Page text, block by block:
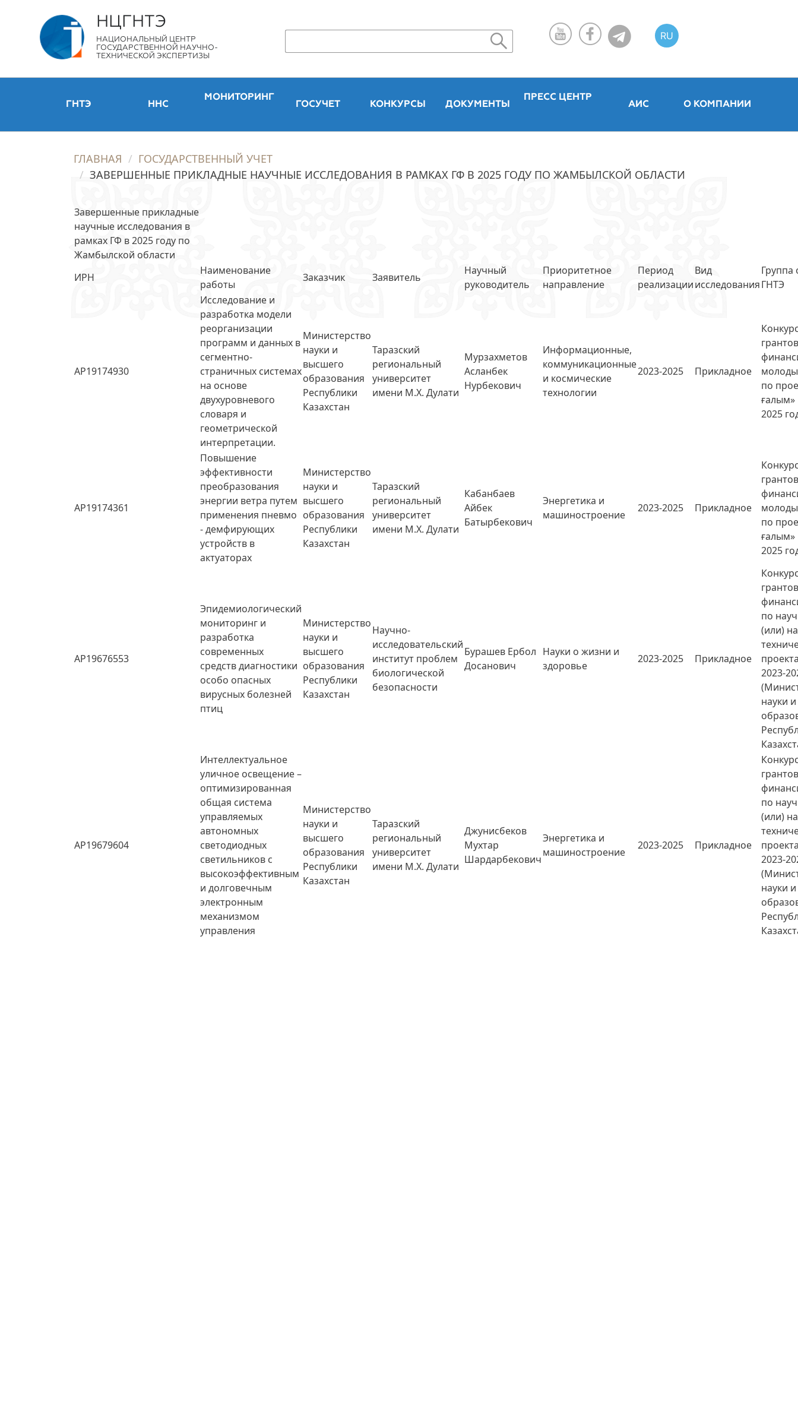
НЦГНТЭ
НАЦИОНАЛЬНЫЙ ЦЕНТР
ГОСУДАРСТВЕННОЙ НАУЧНО-
ТЕХНИЧЕСКОЙ ЭКСПЕРТИЗЫ
RU
ГНТЭ ННС
МОНИТОРИНГ
ГОСУЧЕТ КОНКУРСЫ ДОКУМЕНТЫ
ПРЕСС ЦЕНТР
АИС О КОМПАНИИ
ГЛАВНАЯ
ГОСУДАРСТВЕННЫЙ УЧЕТ
ЗАВЕРШЕННЫЕ ПРИКЛАДНЫЕ НАУЧНЫЕ ИССЛЕДОВАНИЯ В РАМКАХ ГФ В 2025 ГОДУ ПО ЖАМБЫЛСКОЙ ОБЛАСТИ
Завершенные прикладные
научные исследования в
рамках ГФ в 2025 году по
Жамбылской области
ИРН
Наименование
работы
Заказчик Заявитель
Научный
руководитель
Приоритетное
направление
Период
реализации
Вид
исследования
Группа
ГНТЭ
AP19174930
Исследование и
разработка модели
реорганизации
программ и данных в
сегментно-
страничных системах
на основе
двухуровневого
словаря и
геометрической
интерпретации.
Министерство
науки и
высшего
образования
Республики
Казахстан
Таразский
региональный
университет
имени М.Х. Дулати
Мурзахметов
Асланбек
Нурбекович
Информационные,
коммуникационные
и космические
технологии
2023-2025 Прикладное
по
ғалым»
2025
AP19174361
Повышение
эффективности
преобразования
энергии ветра путем
применения пневмо
- демфирующих
устройств в
актуаторах
Министерство
науки и
высшего
образования
Республики
Казахстан
Таразский
региональный
университет
имени М.Х. Дулати
Кабанбаев
Айбек
Батырбекович
Энергетика и
машиностроение
2023-2025 Прикладное
по
ғалым»
2025
AP19676553
Эпидемиологический
мониторинг и
разработка
современных
средств диагностики
особо опасных
вирусных болезней
птиц
Министерство
науки и
высшего
образования
Республики
Казахстан
Научно-
исследовательский
институт проблем
биологической
безопасности
Бурашев Ербол
Досанович
Науки о жизни и
здоровье
2023-2025 Прикладное
по
(или)
2023-
науки
AP19679604
Интеллектуальное
уличное освещение –
оптимизированная
общая система
управляемых
автономных
светодиодных
светильников с
высокоэффективным
и долговечным
электронным
механизмом
управления
Министерство
науки и
высшего
образования
Республики
Казахстан
Таразский
региональный
университет
имени М.Х. Дулати
Джунисбеков
Мухтар
Шардарбекович
Энергетика и
машиностроение
2023-2025 Прикладное
по
(или)
2023-
науки